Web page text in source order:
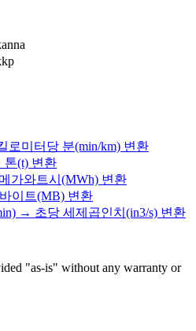
로미터당 분(min/km) 변환
톤(t) 변환
가와트시(MWh) 변환
이트(MB) 변환
→ 초당 세제곱인치(in3/s) 변환
"as-is" without any warranty or